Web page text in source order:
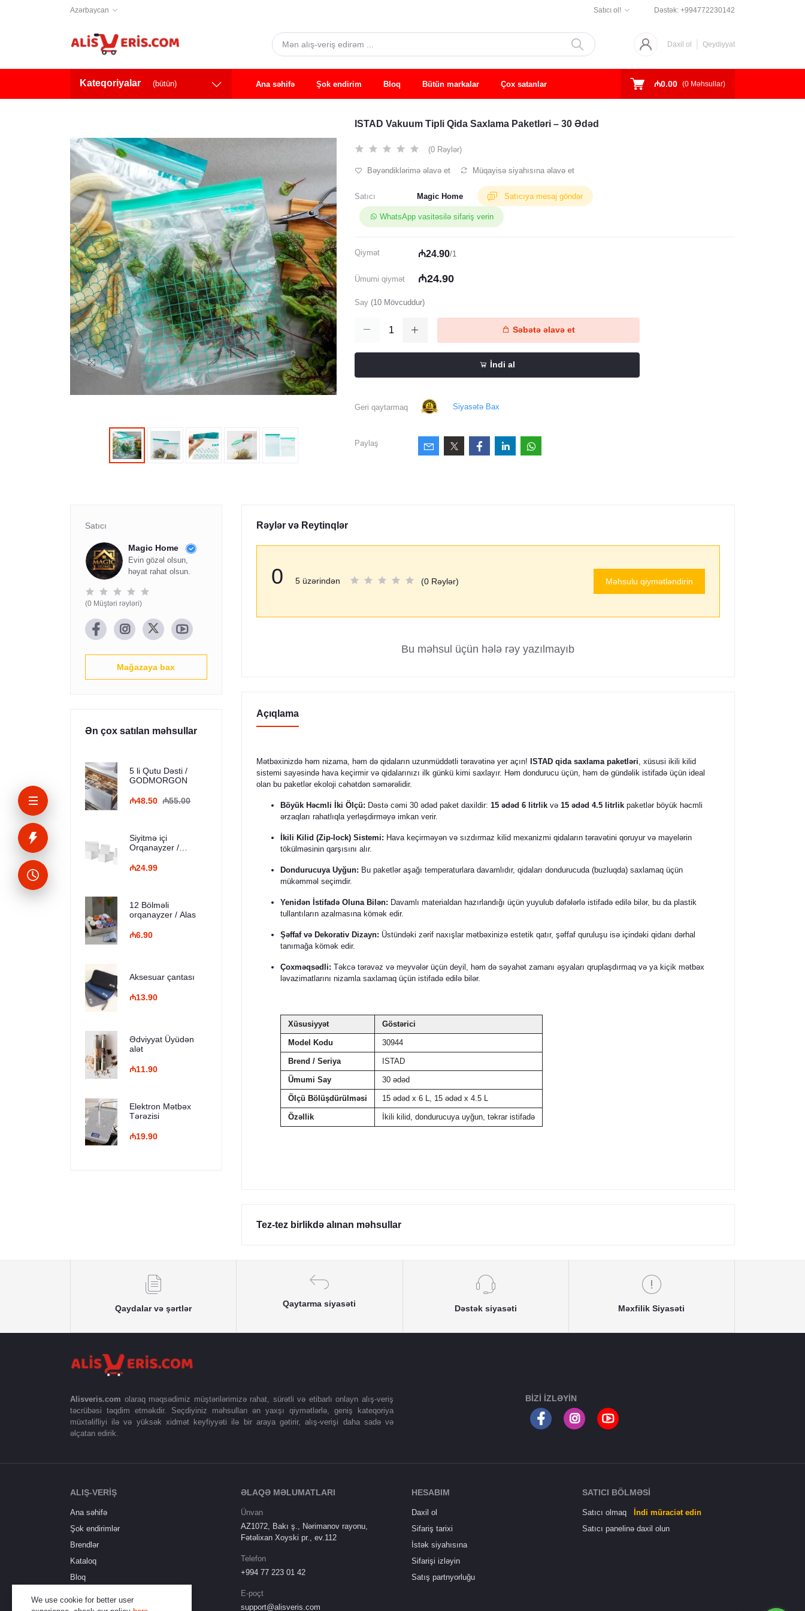
Azərbaycan Satıcı ol! Dəstək: +994772230142
Daxil ol Qeydiyyat
Kateqoriyalar (bütün) Ana səhifə Şok endirim Bloq Bütün markalar Çox satanlar ₼0.00 (0 Məhsullar)
ISTAD Vakuum Tipli Qida Saxlama Paketləri – 30 Ədəd
(0 Rəylər)
Bəyəndiklərimə əlavə et Müqayisə siyahısına əlavə et
Satıcı Magic Home Satıcıya mesaj göndər
WhatsApp vasitəsilə sifariş verin
Qiymət ₼24.90/1
Ümumi qiymət ₼24.90
Say (10 Mövcuddur)
Səbətə əlavə et
İndi al
Geri qaytarmaq Siyasətə Bax
Paylaş
Satıcı
Magic Home
Evin gözəl olsun,
həyat rahat olsun.
(0 Müştəri rəyləri)
Mağazaya bax
Ən çox satılan məhsullar
5 li Qutu Dəsti /
GODMORGON
₼48.50 ₼55.00
Siyitmə içi
Orqanayzer /
₼24.99
12 Bölməli
orqanayzer / Alas
₼6.90
Aksesuar çantası
₼13.90
Ədviyyat Üyüdən
alət
₼11.90
Elektron Mətbəx
Tərəzisi
₼19.90
Rəylər və Reytinqlər
0 5 üzərindən (0 Rəylər) Məhsulu qiymətləndirin
Bu məhsul üçün hələ rəy yazılmayıb
Açıqlama
Mətbəxinizdə həm nizama, həm də qidaların uzunmüddətli təravətinə yer açın! ISTAD qida saxlama paketləri, xüsusi ikili kilid
sistemi sayəsində hava keçirmir və qidalarınızı ilk günkü kimi saxlayır. Həm dondurucu üçün, həm də gündəlik istifadə üçün ideal
olan bu paketlər ekoloji cəhətdən səmərəlidir.
Böyük Həcmli İki Ölçü: Dəstə cəmi 30 ədəd paket daxildir: 15 ədəd 6 litrlikvə 15 ədəd 4.5 litrlikpaketlər böyük həcmli
ərzaqları rahatlıqla yerləşdirməyə imkan verir.
İkili Kilid (Zip-lock) Sistemi: Hava keçirməyən və sızdırmaz kilid mexanizmi qidaların təravətini qoruyur və mayelərin
tökülməsinin qarşısını alır.
Dondurucuya Uyğun: Bu paketlər aşağı temperaturlara davamlıdır, qidaları dondurucuda (buzluqda) saxlamaq üçün
mükəmməl seçimdir.
Yenidən İstifadə Oluna Bilən: Davamlı materialdan hazırlandığı üçün yuyulub dəfələrlə istifadə edilə bilər, bu da plastik
tullantıların azalmasına kömək edir.
Şəffaf və Dekorativ Dizayn: Üstündəki zərif naxışlar mətbəxinizə estetik qatır, şəffaf quruluşu isə içindəki qidanı dərhal
tanımağa kömək edir.
Çoxməqsədli: Təkcə tərəvəz və meyvələr üçün deyil, həm də səyahət zamanı əşyaları qruplaşdırmaq və ya kiçik mətbəx
ləvazimatlarını nizamla saxlamaq üçün istifadə edilə bilər.
Xüsusiyyət Göstərici
Model Kodu 30944
Brend / Seriya ISTAD
Ümumi Say 30 ədəd
Ölçü Bölüşdürülməsi 15 ədəd x 6 L, 15 ədəd x 4.5 L
Özəllik İkili kilid, dondurucuya uyğun, təkrar istifadə
Tez-tez birlikdə alınan məhsullar
Qaydalar və şərtlər
Qaytarma siyasəti
Dəstək siyasəti Məxfilik Siyasəti
Alisveris.com olaraq məqsədimiz müştərilərimizə rahat, sürətli və etibarlı onlayn alış-veriş
təcrübəsi təqdim etməkdir. Seçdiyiniz məhsulları ən yaxşı qiymətlərlə, geniş kateqoriya
müxtəlifliyi ilə və yüksək xidmət keyfiyyəti ilə bir araya gətirir, alış-verişi daha sadə və
əlçatan edirik.
BIZI IZLƏYIN
ALIŞ-VERİŞ
Ana səhifə
Şok endirimlər
Brendlər
Kataloq
Bloq
ƏLAQƏ MƏLUMATLARI
Ünvan
AZ1072, Bakı ş., Nərimanov rayonu,
Fətəlixan Xoyski pr., ev.112
Telefon
+994 77 223 01 42
E-poçt
support@alisveris.com
HESABIM
Daxil ol
Sifariş tarixi
İstək siyahısına
Sifarişi izləyin
Satış partnyorluğu
SATICI BÖLMƏSI
Satıcı olmaq
İndi müraciət edin
Satıcı panelinə daxil olun
We use cookie for better user